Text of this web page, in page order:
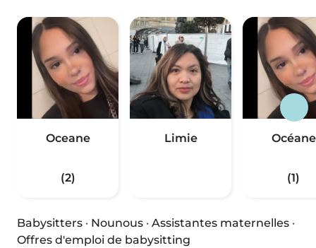
Oceane
(2)
Limie Océane
(1)
Babysitters · Nounous · Assistantes maternelles ·
Offres d'emploi de babysitting